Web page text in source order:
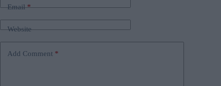
Email*
Website
Add Comment *